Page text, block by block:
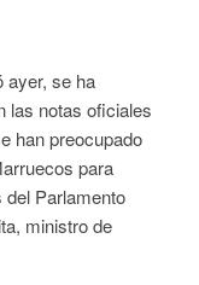
ayer, se ha
las notas oficiales
han preocupado
para
Parlamento
ministro de